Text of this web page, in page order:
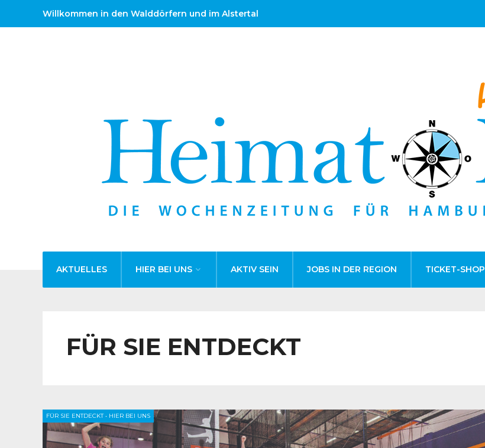
Willkommen in den Walddörfern und im Alstertal
AKTUELLES HIER BEI UNS AKTIV SEIN JOBS IN DER REGION TICKET-SHOP
FÜR SIE ENTDECKT
FÜR SIE ENTDECKT• HIER BEI UNS